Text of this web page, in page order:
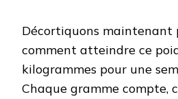
Décortiquons maintenant
comment atteindre ce
kilogrammes pour une
Chaque gramme compte,